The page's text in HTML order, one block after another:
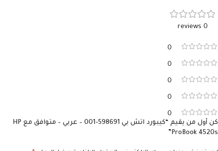
0 reviews
0
0
0
0
0
كن أول من يقيم “كيبورد اتش بي 598691-001 – عربي – متوافق مع HP
ProBook 4520s”